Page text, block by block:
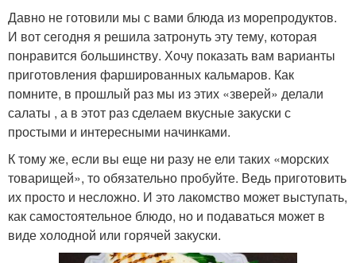
Давно не готовили мы с вами блюда из морепродуктов.
И вот сегодня я решила затронуть эту тему, которая
понравится большинству. Хочу показать вам варианты
приготовления фаршированных кальмаров. Как
помните, в прошлый раз мы из этих «зверей» делали
салаты , а в этот раз сделаем вкусные закуски с
простыми и интересными начинками.
К тому же, если вы еще ни разу не ели таких «морских
товарищей», то обязательно пробуйте. Ведь приготовить
их просто и несложно. И это лакомство может выступать,
как самостоятельное блюдо, но и подаваться может в
виде холодной или горячей закуски.